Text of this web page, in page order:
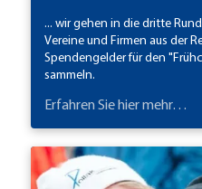
... wir gehen in die dritte
Vereine und Firmen aus der
Spendengelder für den
sammeln.
Erfahren Sie hier mehr…